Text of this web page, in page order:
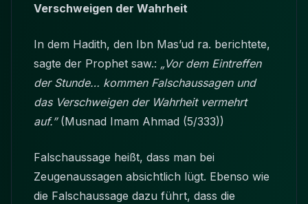
Verschweigen der Wahrheit
In dem Hadith, den Ibn Mas’ud ra. berichtete,
sagte der Prophet saw.: „Vor dem Eintreffen
der Stunde… kommen Falschaussagen und
das Verschweigen der Wahrheit vermehrt
auf.” (Musnad Imam Ahmad (5/333))
Falschaussage heißt, dass man bei
Zeugenaussagen absichtlich lügt. Ebenso wie
die Falschaussage dazu führt, dass die